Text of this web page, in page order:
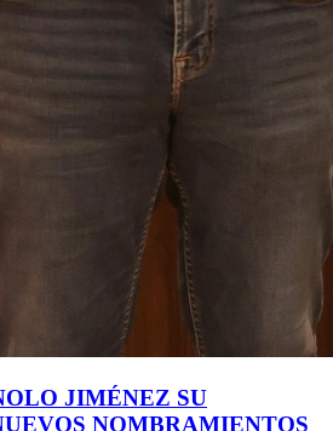
JIMÉNEZ SU
NOMBRAMIENTOS